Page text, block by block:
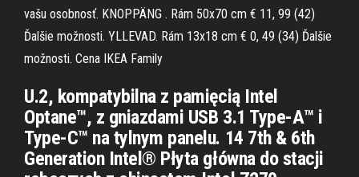
vašu osobnosť. KNOPPÄNG . Rám 50x70 cm € 11, 99 (42)
Ďalšie možnosti. YLLEVAD. Rám 13x18 cm € 0, 49 (34) Ďalšie
možnosti. Cena IKEA Family
U.2, kompatybilna z pamięcią Intel
Optane™, z gniazdami USB 3.1 Type-A™ i
Type-C™ na tylnym panelu. 14 7th & 6th
Generation Intel® Płyta główna do stacji